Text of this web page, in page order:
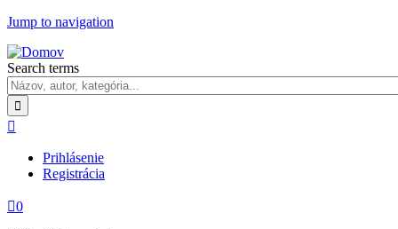
Jump to navigation
Search terms

Prihlásenie
Registrácia
0